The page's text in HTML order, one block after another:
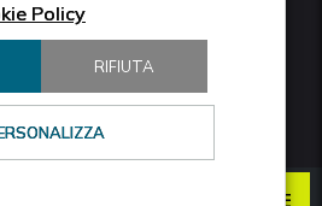
Policy
RIFIUTA
UNA SECONDA OPINIONE